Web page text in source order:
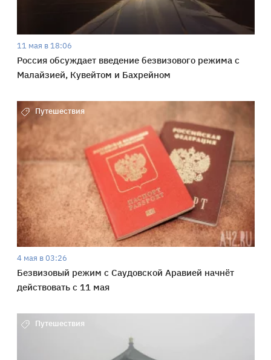
11 мая в 18:06
Россия обсуждает введение безвизового режима с
Малайзией, Кувейтом и Бахрейном
Путешествия
4 мая в 03:26
Безвизовый режим с Саудовской Аравией начнёт
действовать с 11 мая
Путешествия